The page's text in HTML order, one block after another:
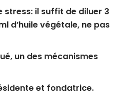
stress: il suffit de diluer 3
d’huile végétale, ne pas
un des mécanismes
et fondatrice.